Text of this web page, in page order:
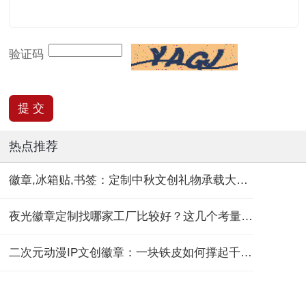
验证码
热点推荐
徽章,冰箱贴,书签：定制中秋文创礼物承载大团圆！
夜光徽章定制找哪家工厂比较好？这几个考量维度要记住！
二次元动漫IP文创徽章：一块铁皮如何撑起千亿“谷子经济”？